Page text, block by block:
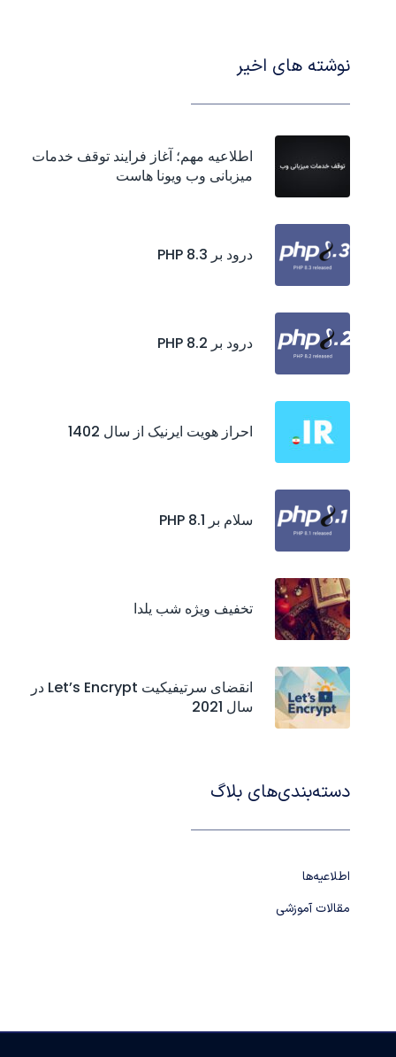
نوشته های اخیر
اطلاعیه مهم؛ آغاز فرایند توقف خدمات
میزبانی وب ویونا هاست
درود بر PHP 8.3
درود بر PHP 8.2
احراز هويت ايرنيک از سال 1402
سلام بر PHP 8.1
تخفیف ویژه شب یلدا
انقضای سرتیفیکیت‌ Let’s Encrypt در
سال 2021
دسته‌بندی‌های بلاگ
اطلاعیه‌ها
مقالات آموزشی